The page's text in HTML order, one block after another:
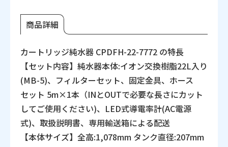
商品詳細
カートリッジ純水器 CPDFH-22-7772 の特長
【セット内容】純水器本体:イオン交換樹脂22L入り
(MB-5)、フィルターセット、固定金具、ホース
セット 5m×1本（INとOUTで必要な長さにカット
してご使用ください)、LED式導電率計(AC電源
式)、取扱説明書、専用輸送箱による配送
【本体サイズ】全高:1,078mm タンク直径:207mm